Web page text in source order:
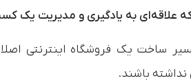
علاقه‌ای به یادگیری و مدیریت یک کسب
ساخت یک فروشگاه اینترنتی
نداشته باشند.